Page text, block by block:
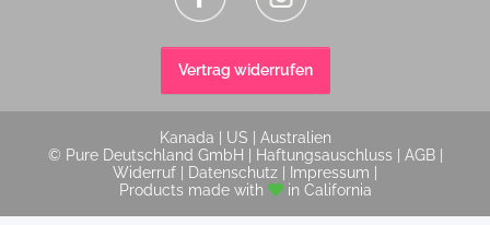
Vertrag widerrufen
Kanada US
Australien
© Pure Deutschland GmbH |
Haftungsauschluss AGB
Widerruf
Datenschutz Impressum
Products made with
in California